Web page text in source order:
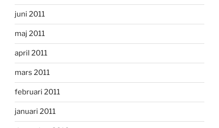
juni 2011
maj 2011
april 2011
mars 2011
februari 2011
januari 2011